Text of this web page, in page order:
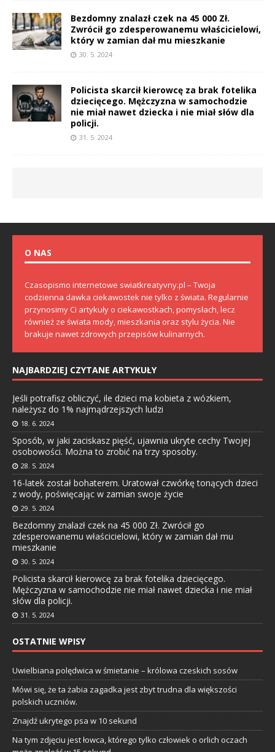
Bezdomny znalazł czek na 45 000 Zł.
Zwrócił go zdesperowanemu właścicielowi,
który w zamian dał mu mieszkanie
30. 5. 2024
Policista skarcił kierowcę za brak fotelika
dziecięcego. Mężczyzna w samochodzie
nie miał nawet dziecka i nie miał słów dla
policji.
31. 5. 2024
O NAS
Czasopismo internetowe swiatkreatyvny.pl – Twoja
codzienna dawka ciekawostek nie tylko z świata. Regularnie
przynosimy Ci artykuły o ciekawostkach, pomysłach, lecz
również ze świata mody, mieszkania oraz stylu życia. Nie
brakuje nawet zdrowych przepisów kulinarnych.
NAJBARDZIEJ CZYTANE ARTYKUŁY
Jeśli potrafisz obliczyć, ile dzieci ma kobieta z wózkiem,
należysz do 1% najmądrzejszych ludzi
18. 6. 2024
Sposób, w jaki zaciskasz pięść, ujawnia ukryte cechy Twojej
osobowości. Można to zrobić na trzy sposoby.
28. 5. 2024
16-latek został bohaterem. Uratował czwórkę tonących dzieci
z wody, poświęcając w zamian swoje życie
29. 5. 2024
Bezdomny znalazł czek na 45 000 Zł. Zwrócił go
zdesperowanemu właścicielowi, który w zamian dał mu
mieszkanie
30. 5. 2024
Policista skarcił kierowcę za brak fotelika dziecięcego.
Mężczyzna w samochodzie nie miał nawet dziecka i nie miał
słów dla policji.
31. 5. 2024
OSTATNIE WPISY
Uwielbiana polędwica w śmietanie – królowa czeskich sosów
Mówi się, że ta żabia zagadka jest zbyt trudna dla większości
polskich uczniów.
Znajdź ukrytego psa w 10 sekund
Na tym zdjęciu jest łowca, którego tylko człowiek o orlich oczach